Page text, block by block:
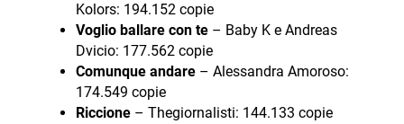
Kolors: 194.152 copie
Voglio ballare con te – Baby K e Andreas
Dvicio: 177.562 copie
Comunque andare – Alessandra Amoroso:
174.549 copie
Riccione – Thegiornalisti: 144.133 copie